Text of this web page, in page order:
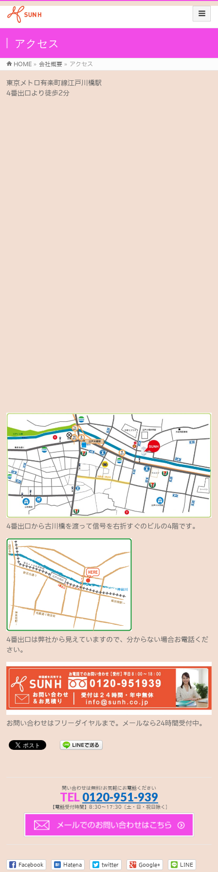
アクセス
HOME » 会社概要 » アクセス
東京メトロ有楽町線江戸川橋駅
4番出口より徒歩2分
4番出口から古川橋を渡って信号を右折すぐのビルの4階です。
4番出口は弊社から見えていますので、分からない場合お電話くだ
さい。
お問い合わせはフリーダイヤルまで。メールなら24時間受付中。
問い合わせは無料!お気軽にお電話ください
TEL 0120-951-939
【電話受付時間】8:30～17:30〔土・日・祝日除く]
Facebook Hatena twitter Google+ LINE